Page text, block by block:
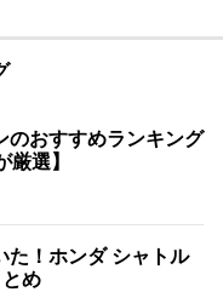
のおすすめランキング
選】
た！ホンダ シャトル
め